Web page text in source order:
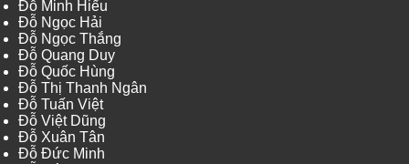
Đỗ Minh Hiếu
Đỗ Ngọc Hải
Đỗ Ngọc Thắng
Đỗ Quang Duy
Đỗ Quốc Hùng
Đỗ Thị Thanh Ngân
Đỗ Tuấn Việt
Đỗ Việt Dũng
Đỗ Xuân Tân
Đỗ Đức Minh